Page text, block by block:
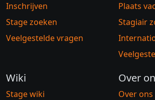
Inschrijven
Stage zoeken
Veelgestelde vragen
Plaats
Stagiair
Wiki
Stage wiki
Over
Over ons